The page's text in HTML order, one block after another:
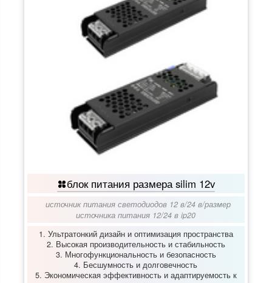
блок питания размера silim 12v
источник питания светодиодов 12 в/24 в/размер
источника питания 12/24 в ip20
1. Ультратонкий дизайн и оптимизация пространства
2. Высокая производительность и стабильность
3. Многофункциональность и безопасность
4. Бесшумность и долговечность
5. Экономическая эффективность и адаптируемость к